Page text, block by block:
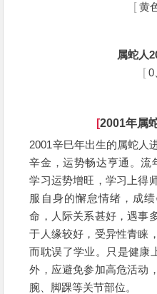
[ 黄
属蛇人
[ 0
[2001年属
2001辛巳年出生的属蛇人
辛金，运势畅达亨通。流
学习运势增旺，学习上得
服自身的懈怠情绪，成
命，人际关系甚好，遇事
于人缘较好，受异性青睐
而耽误了学业。只是健康
外，应避免参加高危活动
腕、脚踝等关节部位。